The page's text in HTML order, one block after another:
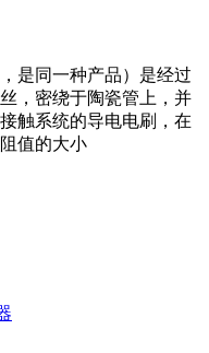
是同一种产品）是经过
，密绕于陶瓷管上，并
触系统的导电电刷，在
值的大小